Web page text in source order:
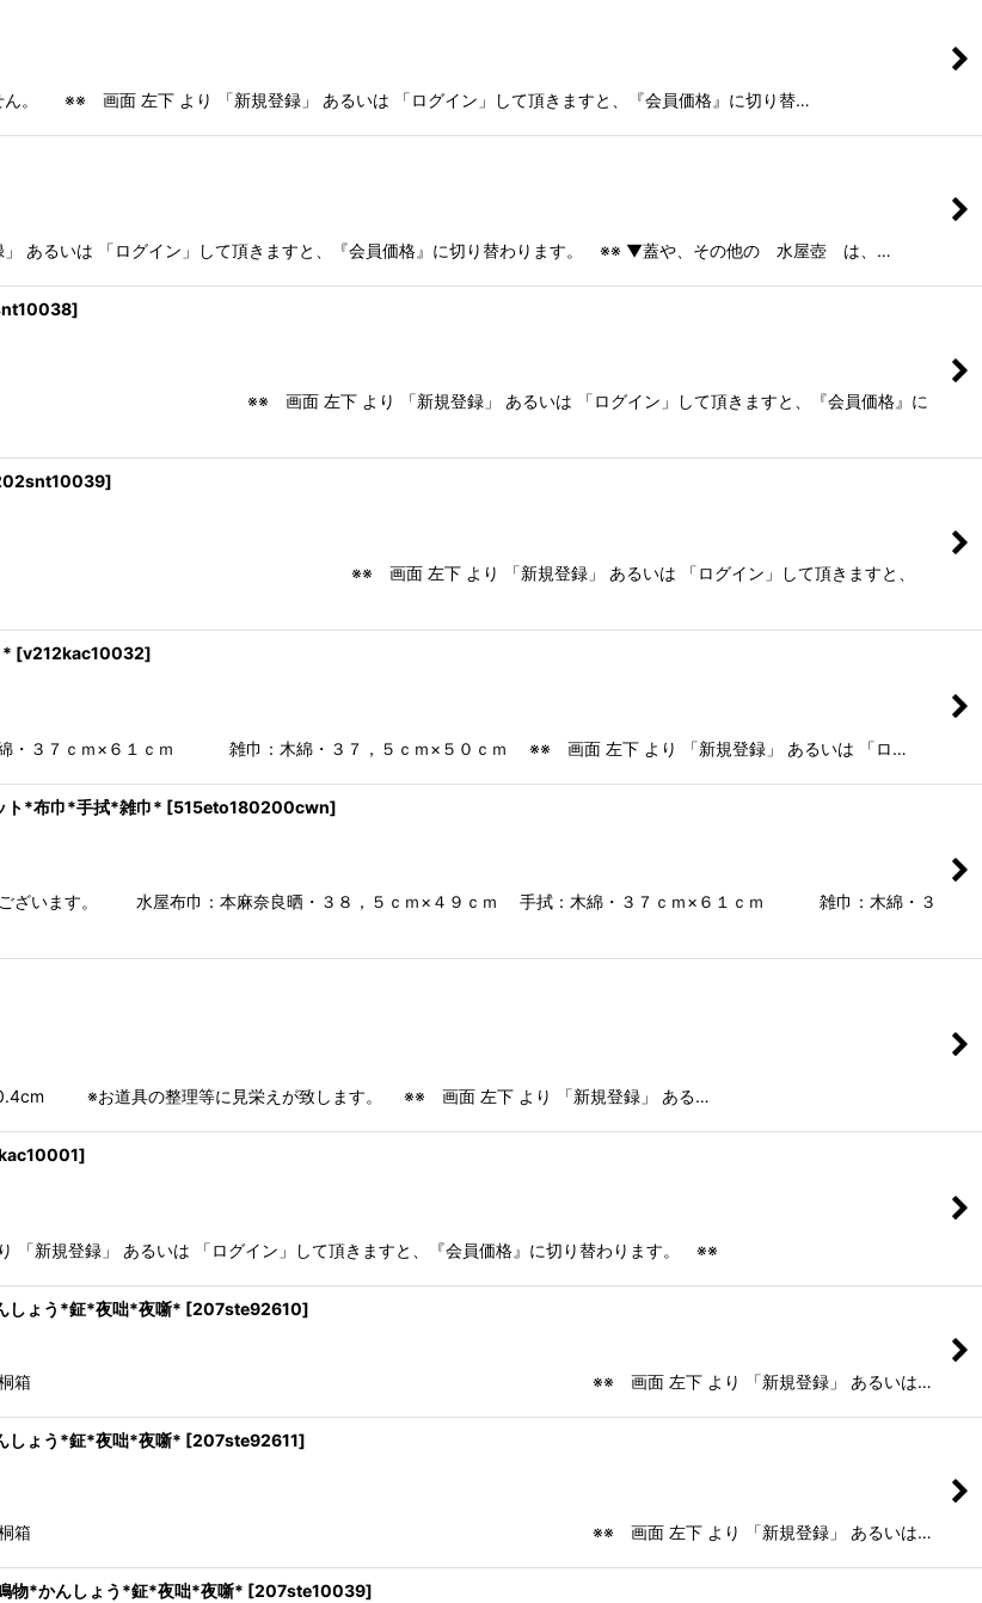
画面 左下 より 「新規登録」 あるいは 「ログイン」して頂きますと、『会員価格』に切り替…
るいは 「ログイン」して頂きますと、『会員価格』に切り替わります。 ※※ ▼蓋や、その他の 水屋壺 は、…
]
左下 より 「新規登録」 あるいは 「ログイン」して頂きますと、『会員価格』に
]
画面 左下 より 「新規登録」 あるいは 「ログイン」して頂きますと、
* [v212kac10032]
３７ｃｍ×６１ｃｍ 雑巾：木綿・３７，５ｃｍ×５０ｃｍ ※※ 画面 左下 より 「新規登録」 あるいは 「ロ…
布巾*手拭*雑巾* [515eto180200cwn]
ざいます。 水屋布巾：本麻奈良晒・３８，５ｃｍ×４９ｃｍ 手拭：木綿・３７ｃｍ×６１ｃｍ 雑巾：木綿・３
※お道具の整理等に見栄えが致します。 ※※ 画面 左下 より 「新規登録」 ある…
]
登録」 あるいは 「ログイン」して頂きますと、『会員価格』に切り替わります。 ※※
う*鉦*夜咄*夜噺* [207ste92610]
尾祥栄 ◇箱：桐箱 ※※ 画面 左下 より 「新規登録」 あるいは…
う*鉦*夜咄*夜噺* [207ste92611]
尾祥栄 ◇箱：桐箱 ※※ 画面 左下 より 「新規登録」 あるいは…
かんしょう*鉦*夜咄*夜噺* [207ste10039]